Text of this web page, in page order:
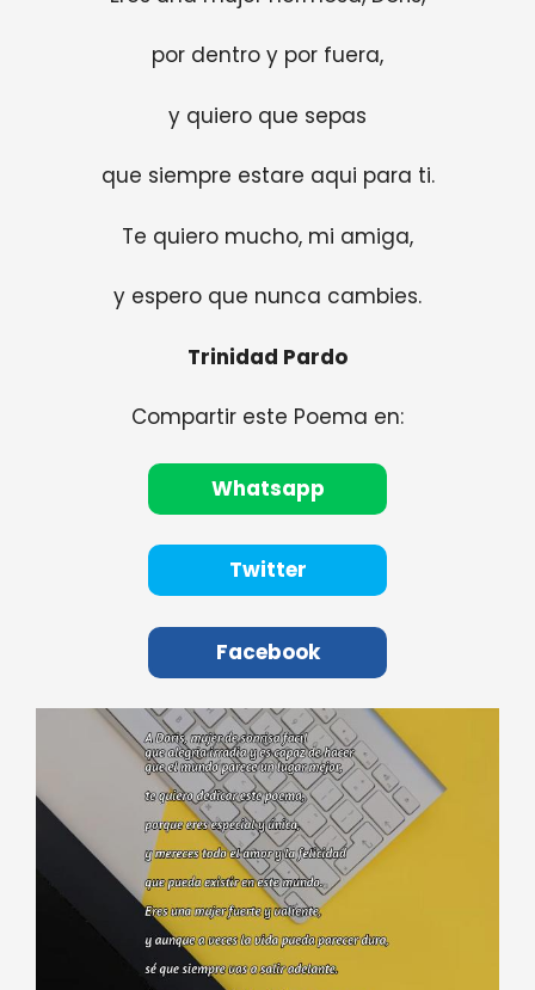
por dentro y por fuera,
y quiero que sepas
que siempre estare aqui para ti.
Te quiero mucho, mi amiga,
y espero que nunca cambies.
Trinidad Pardo
Compartir este Poema en:
Whatsapp
Twitter
Facebook